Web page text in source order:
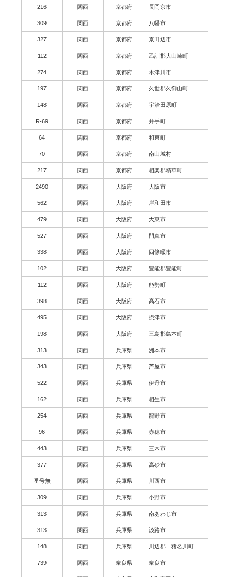
216 関西 京都府 長岡京市
309 関西 京都府 八幡市
327 関西 京都府 京田辺市
112 関西 京都府 乙訓郡大山崎町
274 関西 京都府 木津川市
197 関西 京都府 久世郡久御山町
148 関西 京都府 宇治田原町
R-69 関西 京都府 井手町
64 関西 京都府 和束町
70 関西 京都府 南山城村
217 関西 京都府 相楽郡精華町
2490 関西 大阪府 大阪市
562 関西 大阪府 岸和田市
479 関西 大阪府 大東市
527 関西 大阪府 門真市
338 関西 大阪府 四條畷市
102 関西 大阪府 豊能郡豊能町
112 関西 大阪府 能勢町
398 関西 大阪府 高石市
495 関西 大阪府 摂津市
198 関西 大阪府 三島郡島本町
313 関西 兵庫県 洲本市
343 関西 兵庫県 芦屋市
522 関西 兵庫県 伊丹市
162 関西 兵庫県 相生市
254 関西 兵庫県 龍野市
96 関西 兵庫県 赤穂市
443 関西 兵庫県 三木市
377 関西 兵庫県 高砂市
番号無 関西 兵庫県 川西市
309 関西 兵庫県 小野市
313 関西 兵庫県 南あわじ市
313 関西 兵庫県 淡路市
148 関西 兵庫県 川辺郡 猪名川町
739 関西 奈良県 奈良市